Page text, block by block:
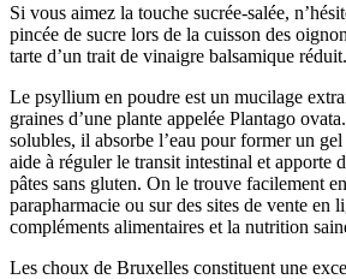
Si vous aimez la touche sucrée-salée,
pincée de sucre lors de la cuisson des
tarte d’un trait de vinaigre balsamique réduit.
Le psyllium en poudre est un mucilage
graines d’une plante appelée Plantago
solubles, il absorbe l’eau pour former un
aide à réguler le transit intestinal et apporte
pâtes sans gluten. On le trouve facilement
parapharmacie ou sur des sites de vente en
compléments alimentaires et la nutrition
Les choux de Bruxelles constituent une